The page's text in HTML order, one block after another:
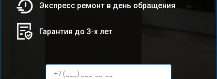
Экспресс ремонт в день обращения
Гарантия до 3-х лет